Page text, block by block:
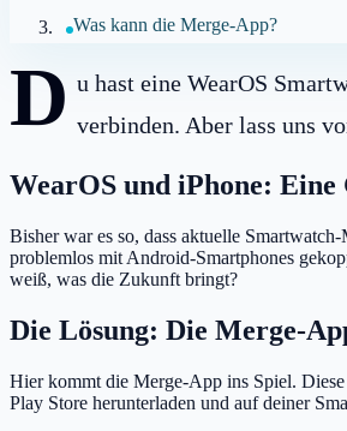
Was kann die Merge-App?
D u hast eine WearOS
verbinden. Aber lass uns
WearOS und iPhone:
Bisher war es so, dass aktuelle
problemlos mit Android-Smartphones
weiß, was die Zukunft bringt?
Die Lösung: Die Merge-
Hier kommt die Merge-App ins Spiel.
Play Store herunterladen und auf deiner